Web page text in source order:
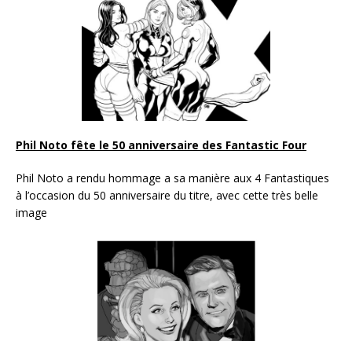
Phil Noto fête le 50 anniversaire des Fantastic Four
Phil Noto a rendu hommage a sa manière aux 4 Fantastiques
à l’occasion du 50 anniversaire du titre, avec cette très belle
image